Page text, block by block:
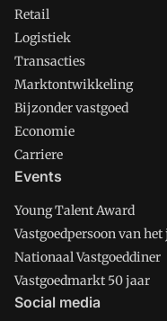
Retail
Logistiek
Transacties
Marktontwikkeling
Bijzonder vastgoed
Economie
Carriere
Events
Young Talent Award
Vastgoedpersoon van het
Nationaal Vastgoeddiner
Vastgoedmarkt 50 jaar
Social media